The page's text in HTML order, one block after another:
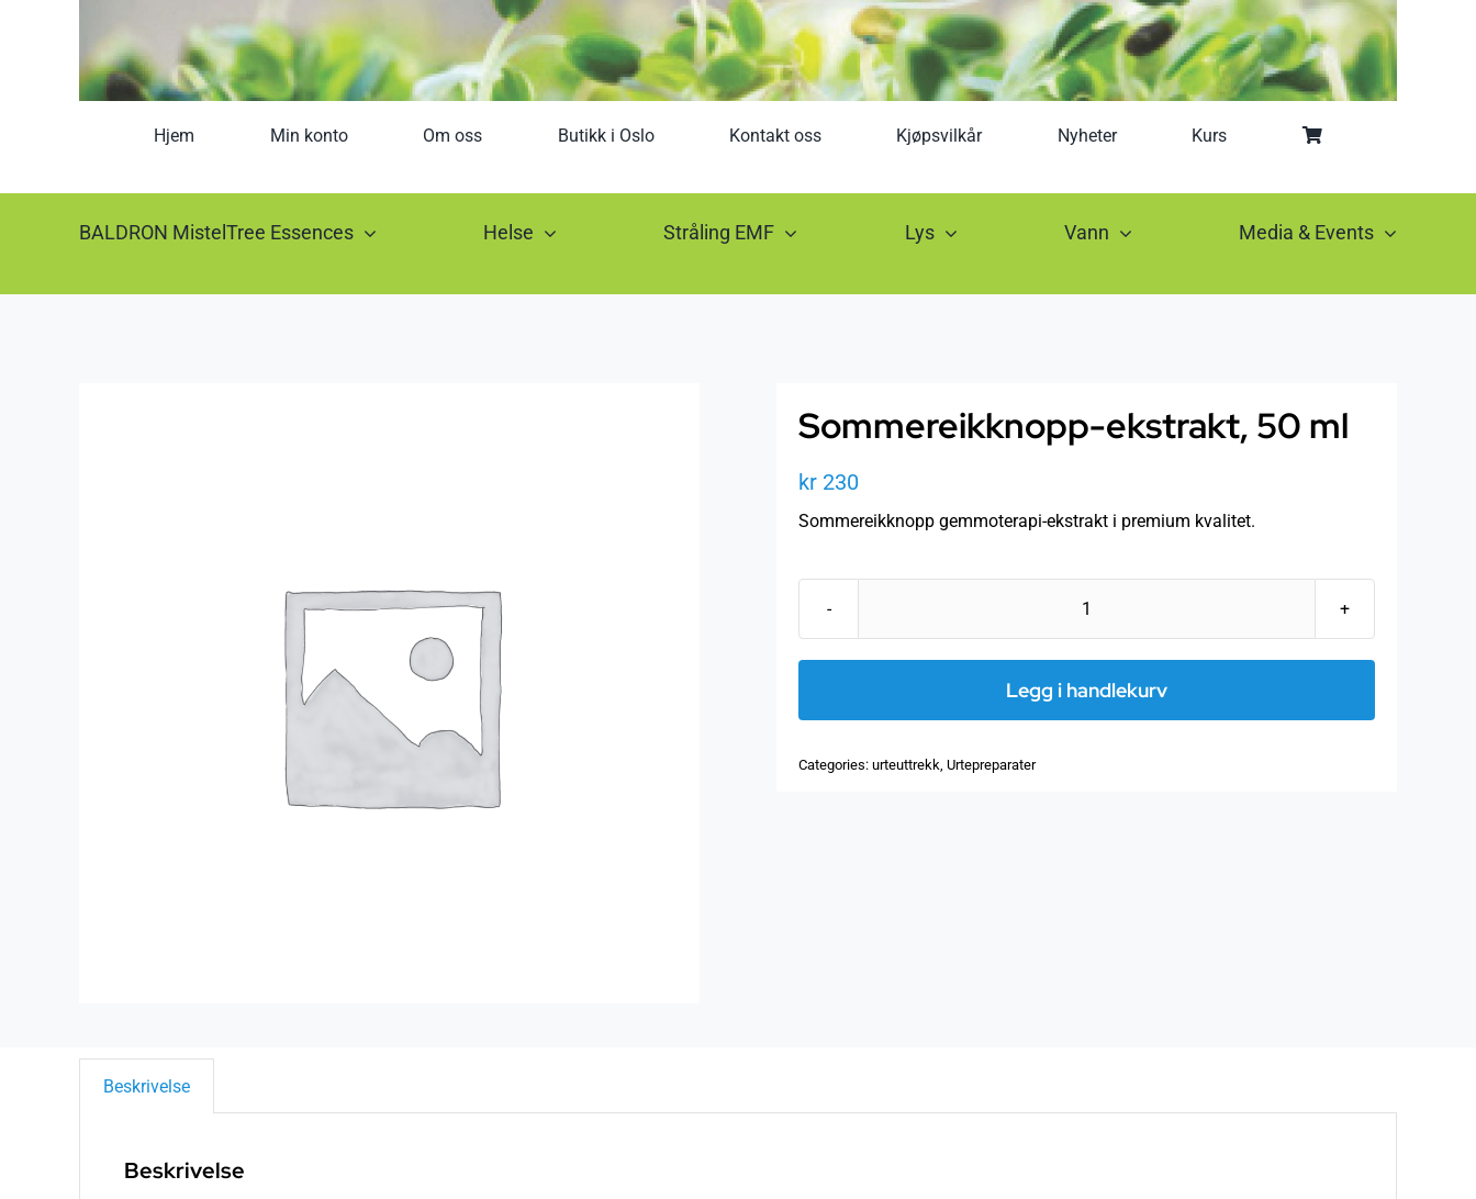
Hjem Min konto Om oss Butikk i Oslo Kontakt oss Kjøpsvilkår Nyheter Kurs
BALDRON MistelTree Essences Helse Stråling EMF Lys Vann Media & Events
Sommereikknopp-ekstrakt, 50 ml
kr 230
Sommereikknopp gemmoterapi-ekstrakt i premium kvalitet.
Sommereikknopp-
50
Legg i handlekurv
Categories: urteuttrekk Urtepreparater
Beskrivelse
Beskrivelse